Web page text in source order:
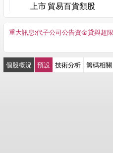
上市 貿易百貨類股
重大訊息:代子公司公告資金貸與超
個股概況 預設 技術分析 籌碼相關